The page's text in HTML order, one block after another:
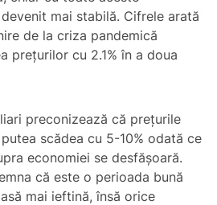
mai stabilă. Cifrele arată
de la criza pandemică
prețurilor cu 2.1% în a doua
preconizează că prețurile
scădea cu 5-10% odată ce
economiei se desfășoară.
că este o perioada bună
mai ieftină, însă orice